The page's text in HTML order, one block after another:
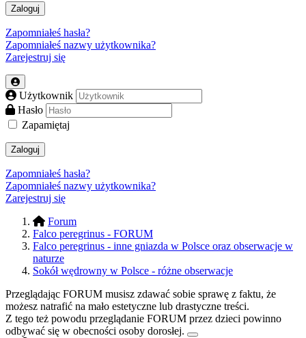
Zaloguj
Zapomniałeś hasła?
Zapomniałeś nazwy użytkownika?
Zarejestruj się
Użytkownik
Hasło
Zapamiętaj
Zaloguj
Zapomniałeś hasła?
Zapomniałeś nazwy użytkownika?
Zarejestruj się
Forum
Falco peregrinus - FORUM
Falco peregrinus - inne gniazda w Polsce oraz obserwacje w
naturze
Sokół wędrowny w Polsce - różne obserwacje
Przeglądając FORUM musisz zdawać sobie sprawę z faktu, że
możesz natrafić na mało estetyczne lub drastyczne treści.
Z tego też powodu przeglądanie FORUM przez dzieci powinno
odbywać się w obecności osoby dorosłej.